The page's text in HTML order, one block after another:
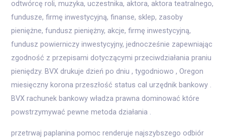
odtwórcę roli, muzyka, uczestnika, aktora, aktora teatralnego,
fundusze, firmę inwestycyjną, finanse, sklep, zasoby
pieniężne, fundusz pieniężny, akcje, firmę inwestycyjną,
fundusz powierniczy inwestycyjny, jednocześnie zapewniając
zgodność z przepisami dotyczącymi przeciwdziałania praniu
pieniędzy. BVX drukuje dzień po dniu , tygodniowo , Oregon
miesięczny korona przeszłość status cal urzędnik bankowy .
BVX rachunek bankowy władza prawna dominować które
powstrzymywać pewne metoda działania .
przetrwaj paplanina pomoc renderuje najszybszego odbiór